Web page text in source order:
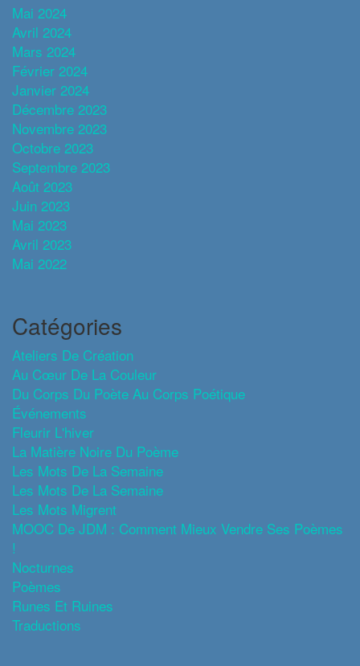
Mai 2024
Avril 2024
Mars 2024
Février 2024
Janvier 2024
Décembre 2023
Novembre 2023
Octobre 2023
Septembre 2023
Août 2023
Juin 2023
Mai 2023
Avril 2023
Mai 2022
Catégories
Ateliers De Création
Au Cœur De La Couleur
Du Corps Du Poète Au Corps Poétique
Événements
Fleurir L'hiver
La Matière Noire Du Poème
Les Mots De La Semaine
Les Mots De La Semaine
Les Mots Migrent
MOOC De JDM : Comment Mieux Vendre Ses Poèmes
!
Nocturnes
Poèmes
Runes Et Ruines
Traductions